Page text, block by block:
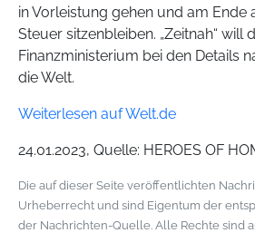
in Vorleistung gehen und am Ende
Steuer sitzenbleiben. „Zeitnah“ will
Finanzministerium bei den Details
die Welt.
Weiterlesen auf Welt.de
24.01.2023, Quelle: HEROES OF
Die auf dieser Seite veröffentlichten
Urheberrecht und sind Eigentum der
der Nachrichten-Quelle. Alle Rechte sind